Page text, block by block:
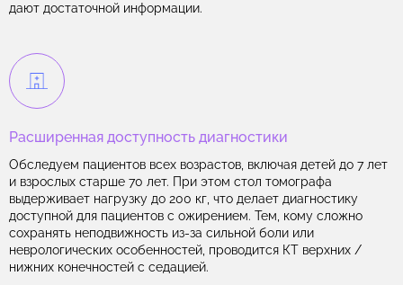
дают достаточной информации.
Расширенная доступность диагностики
Обследуем пациентов всех возрастов, включая детей до 7 лет
и взрослых старше 70 лет. При этом стол томографа
выдерживает нагрузку до 200 кг, что делает диагностику
доступной для пациентов с ожирением. Тем, кому сложно
сохранять неподвижность из-за сильной боли или
неврологических особенностей, проводится КТ верхних /
нижних конечностей с седацией.